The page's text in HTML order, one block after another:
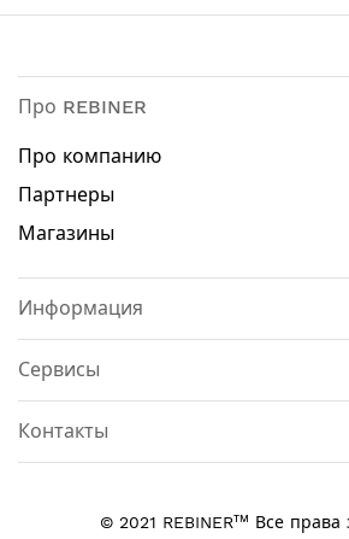
Про REBINER
Про компанию
Партнеры
Магазины
Информация
Сервисы
Контакты
© 2021 REBINERтм Все